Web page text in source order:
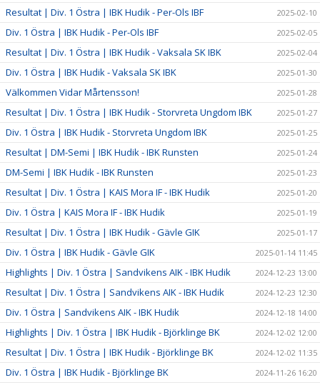
Resultat | Div. 1 Östra | IBK Hudik - Per-Ols IBF 2025-02-10
Div. 1 Östra | IBK Hudik - Per-Ols IBF 2025-02-05
Resultat | Div. 1 Östra | IBK Hudik - Vaksala SK IBK 2025-02-04
Div. 1 Östra | IBK Hudik - Vaksala SK IBK 2025-01-30
Välkommen Vidar Mårtensson! 2025-01-28
Resultat | Div. 1 Östra | IBK Hudik - Storvreta Ungdom IBK 2025-01-27
Div. 1 Östra | IBK Hudik - Storvreta Ungdom IBK 2025-01-25
Resultat | DM-Semi | IBK Hudik - IBK Runsten 2025-01-24
DM-Semi | IBK Hudik - IBK Runsten 2025-01-23
Resultat | Div. 1 Östra | KAIS Mora IF - IBK Hudik 2025-01-20
Div. 1 Östra | KAIS Mora IF - IBK Hudik 2025-01-19
Resultat | Div. 1 Östra | IBK Hudik - Gävle GIK 2025-01-17
Div. 1 Östra | IBK Hudik - Gävle GIK 2025-01-14 11:45
Highlights | Div. 1 Östra | Sandvikens AIK - IBK Hudik 2024-12-23 13:00
Resultat | Div. 1 Östra | Sandvikens AIK - IBK Hudik 2024-12-23 12:30
Div. 1 Östra | Sandvikens AIK - IBK Hudik 2024-12-18 14:00
Highlights | Div. 1 Östra | IBK Hudik - Björklinge BK 2024-12-02 12:00
Resultat | Div. 1 Östra | IBK Hudik - Björklinge BK 2024-12-02 11:35
Div. 1 Östra | IBK Hudik - Björklinge BK 2024-11-26 16:20